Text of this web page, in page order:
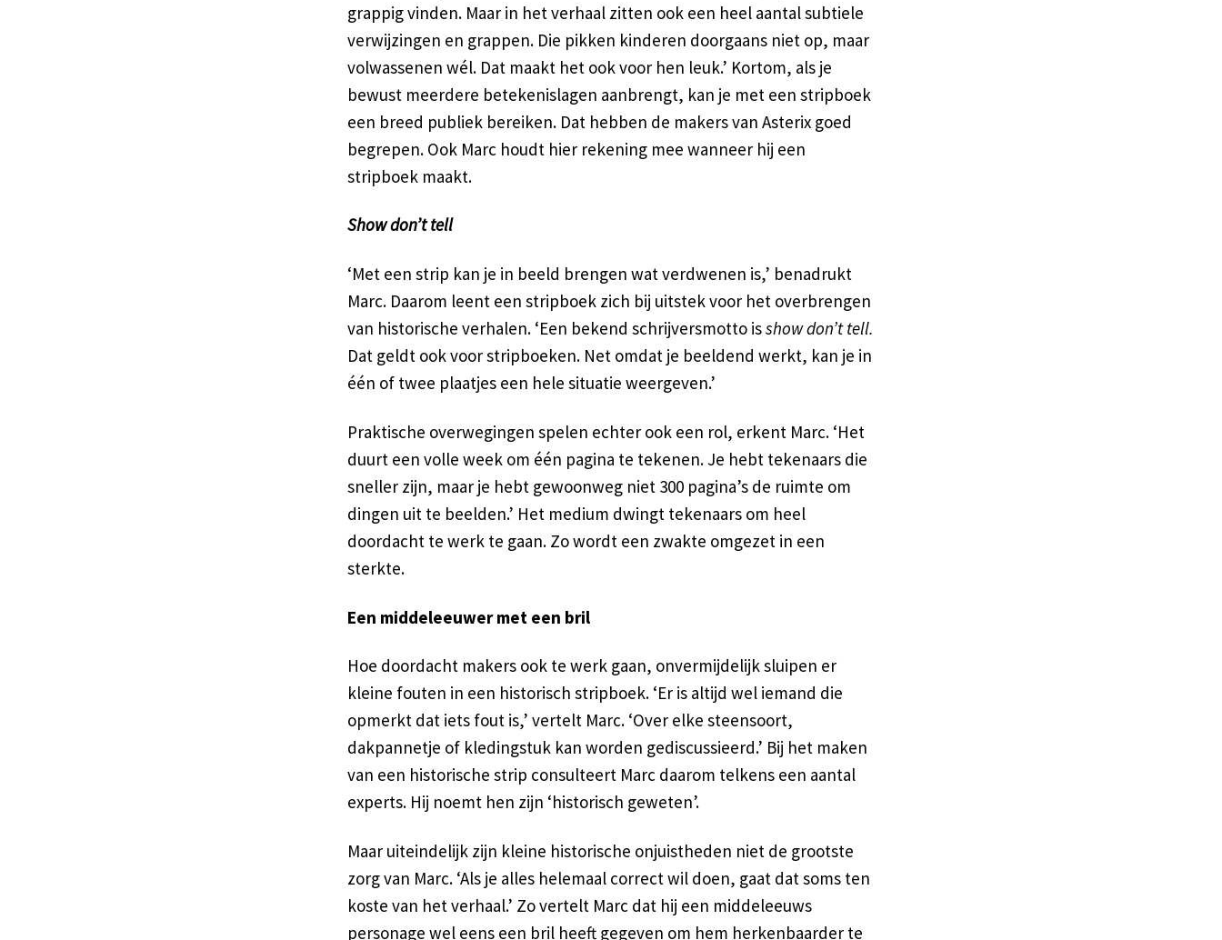
grappig vinden. Maar in het verhaal zitten ook een heel aantal subtiele
verwijzingen en grappen. Die pikken kinderen doorgaans niet op, maar
volwassenen wél. Dat maakt het ook voor hen leuk.’ Kortom, als je
bewust meerdere betekenislagen aanbrengt, kan je met een stripboek
een breed publiek bereiken. Dat hebben de makers van Asterix goed
begrepen. Ook Marc houdt hier rekening mee wanneer hij een
stripboek maakt.
Show don’t tell
‘Met een strip kan je in beeld brengen wat verdwenen is,’ benadrukt
Marc. Daarom leent een stripboek zich bij uitstek voor het overbrengen
van historische verhalen. ‘Een bekend schrijversmotto isshow don’t tell.
Dat geldt ook voor stripboeken. Net omdat je beeldend werkt, kan je in
één of twee plaatjes een hele situatie weergeven.’
Praktische overwegingen spelen echter ook een rol, erkent Marc. ‘Het
duurt een volle week om één pagina te tekenen. Je hebt tekenaars die
sneller zijn, maar je hebt gewoonweg niet 300 pagina’s de ruimte om
dingen uit te beelden.’ Het medium dwingt tekenaars om heel
doordacht te werk te gaan. Zo wordt een zwakte omgezet in een
sterkte.
Een middeleeuwer met een bril
Hoe doordacht makers ook te werk gaan, onvermijdelijk sluipen er
kleine fouten in een historisch stripboek. ‘Er is altijd wel iemand die
opmerkt dat iets fout is,’ vertelt Marc. ‘Over elke steensoort,
dakpannetje of kledingstuk kan worden gediscussieerd.’ Bij het maken
van een historische strip consulteert Marc daarom telkens een aantal
experts. Hij noemt hen zijn ‘historisch geweten’.
Maar uiteindelijk zijn kleine historische onjuistheden niet de grootste
zorg van Marc. ‘Als je alles helemaal correct wil doen, gaat dat soms ten
koste van het verhaal.’ Zo vertelt Marc dat hij een middeleeuws
personage wel eens een bril heeft gegeven om hem herkenbaarder te